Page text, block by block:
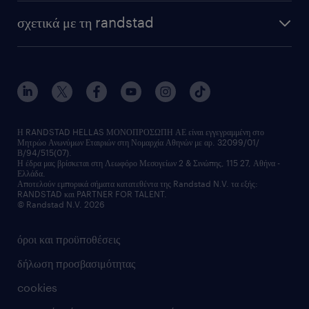
webinars
εκπαίδευση εργαζομένων
υπηρεσίες inhouse
υπηρεσίες redeployment
workforce insights
επικοινώνησε μαζί μας
employer brand
σχετικά με τη randstad
τα γραφεία μας
δελτία τύπου
οικονομικά στοιχεία
επικοινώνησε μαζί μας
όροι και προϋποθέσεις
δήλωση προσβασιμότητας
cookies
Η RANDSTAD HELLAS ΜΟΝΟΠΡΟΣΩΠΗ ΑΕ είναι εγγεγραμμένη στο
Μητρώο Ανωνύμων Εταιριών στη Νομαρχία Αθηνών με αρ. 32099/01/
Β/94/515(07).
Η έδρα μας βρίσκεται στη Λεωφόρο Μεσογείων 2 & Σινώπης, 115 27, Αθήνα -
Ελλάδα.
Αποτελούν εμπορικά σήματα κατατεθέντα της Randstad N.V. τα εξής:
RANDSTAD και PARTNER FOR TALENT.
© Randstad N.V. 2026